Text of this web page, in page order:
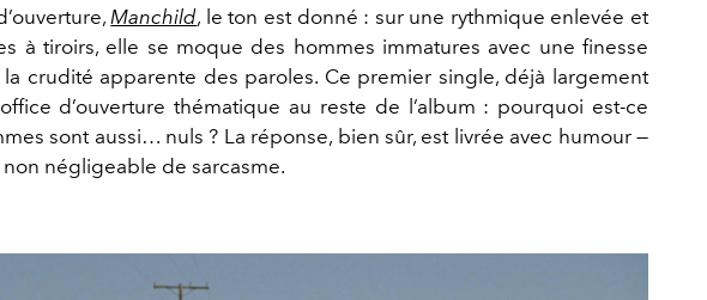
Manchild, le ton est donné : sur une rythmique enlevée et
à tiroirs, elle se moque des hommes immatures avec une finesse
crudité apparente des paroles. Ce premier single, déjà largement
d’ouverture thématique au reste de l’album : pourquoi est-ce
sont aussi… nuls ? La réponse, bien sûr, est livrée avec humour —
négligeable de sarcasme.